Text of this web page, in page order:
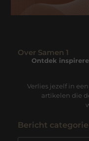
Over Samen 1
Ontdek
Verlies jezelf in
artikelen die
Bericht categorie